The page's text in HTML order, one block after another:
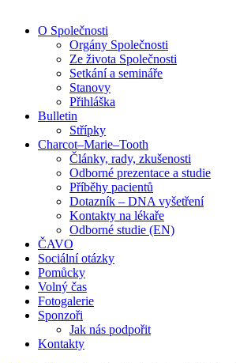
O Společnosti
Orgány Společnosti
Ze života Společnosti
Setkání a semináře
Stanovy
Přihláška
Bulletin
Střípky
Charcot–Marie–Tooth
Články, rady, zkušenosti
Odborné prezentace a studie
Příběhy pacientů
Dotazník – DNA vyšetření
Kontakty na lékaře
Odborné studie (EN)
ČAVO
Sociální otázky
Pomůcky
Volný čas
Fotogalerie
Sponzoři
Jak nás podpořit
Kontakty